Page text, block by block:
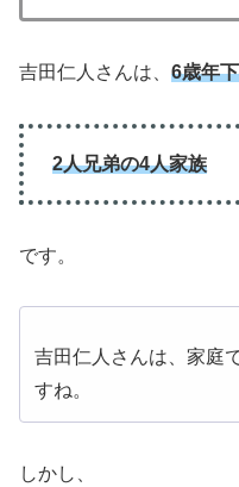
吉田仁人さんは、 6歳年
2人兄弟の4人家族
です。
吉田仁人さんは、家庭
すね。
しかし、